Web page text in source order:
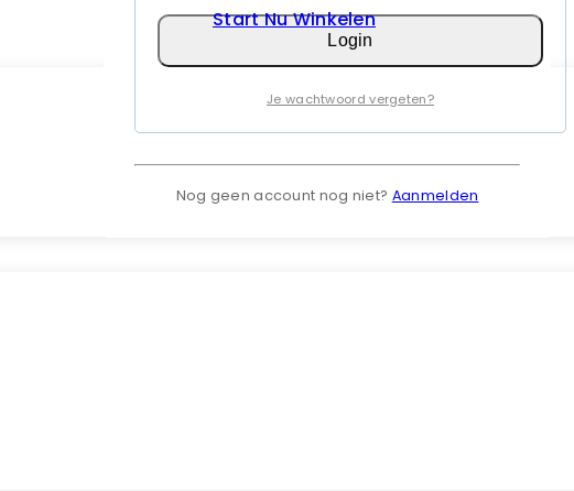
Login
Je wachtwoord vergeten?
Nog geen account nog niet? Aanmelden
Start Nu Winkelen